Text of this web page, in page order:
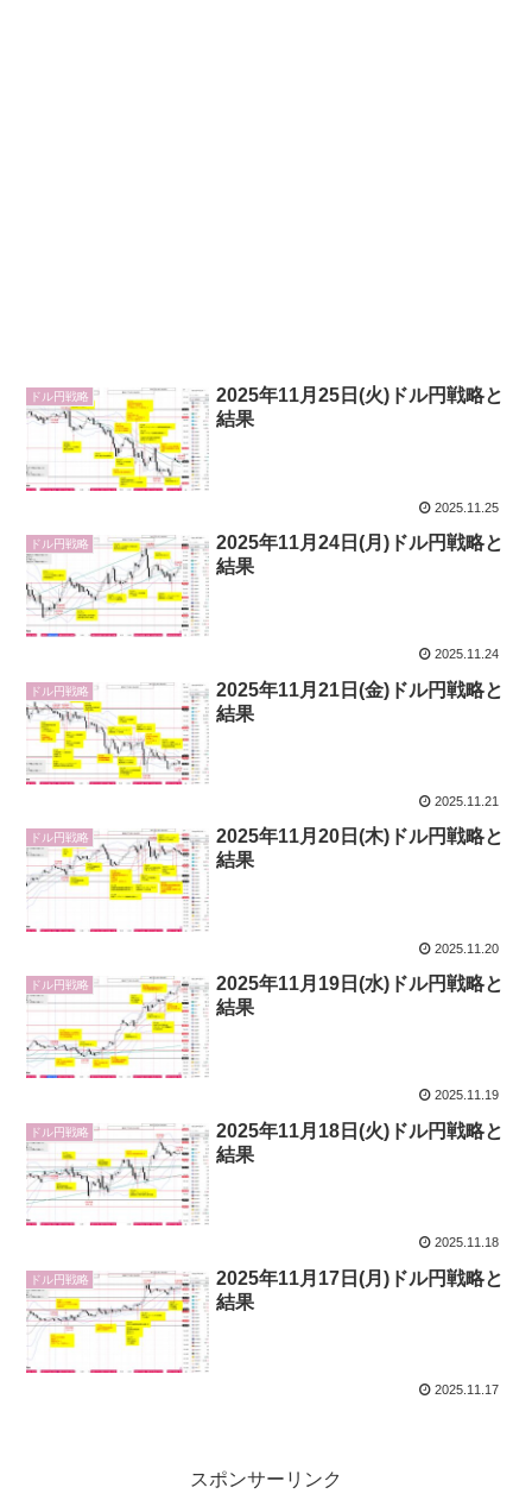
ドル円戦略
2025年11月25日(火)ドル円戦略と
結果
2025.11.25
ドル円戦略
2025年11月24日(月)ドル円戦略と
結果
2025.11.24
ドル円戦略
2025年11月21日(金)ドル円戦略と
結果
2025.11.21
ドル円戦略
2025年11月20日(木)ドル円戦略と
結果
2025.11.20
ドル円戦略
2025年11月19日(水)ドル円戦略と
結果
2025.11.19
ドル円戦略
2025年11月18日(火)ドル円戦略と
結果
2025.11.18
ドル円戦略
2025年11月17日(月)ドル円戦略と
結果
2025.11.17
スポンサーリンク